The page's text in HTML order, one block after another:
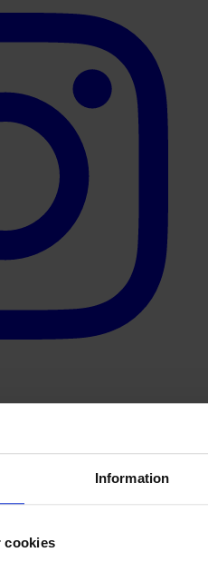
Information
cookies